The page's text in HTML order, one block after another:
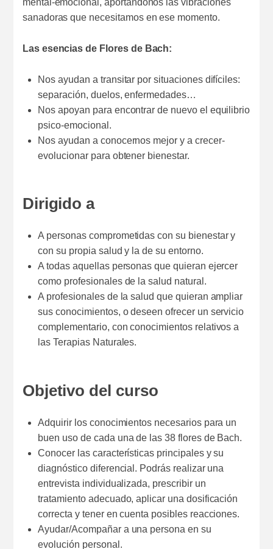
mental-emocional, aportándonos las vibraciones
sanadoras que necesitamos en ese momento.
Las esencias de Flores de Bach:
Nos ayudan a transitar por situaciones difíciles:
separación, duelos, enfermedades…
Nos apoyan para encontrar de nuevo el equilibrio
psico-emocional.
Nos ayudan a conocernos mejor y a crecer-
evolucionar para obtener bienestar.
Dirigido a
A personas comprometidas con su bienestar y
con su propia salud y la de su entorno.
A todas aquellas personas que quieran ejercer
como profesionales de la salud natural.
A profesionales de la salud que quieran ampliar
sus conocimientos, o deseen ofrecer un servicio
complementario, con conocimientos relativos a
las Terapias Naturales.
Objetivo del curso
Adquirir los conocimientos necesarios para un
buen uso de cada una de las 38 flores de Bach.
Conocer las características principales y su
diagnóstico diferencial. Podrás realizar una
entrevista individualizada, prescribir un
tratamiento adecuado, aplicar una dosificación
correcta y tener en cuenta posibles reacciones.
Ayudar/Acompañar a una persona en su
evolución personal.